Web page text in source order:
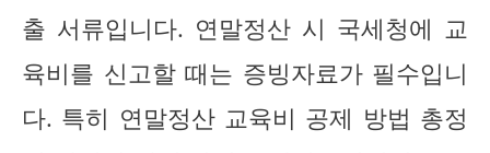
출 서류입니다. 연말정산 시 국세청에 교
육비를 신고할 때는 증빙자료가 필수입니
다. 특히 연말정산 교육비 공제 방법 총정